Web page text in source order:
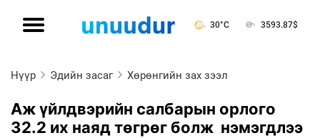
30°C 3593.87$
Нүүр Эдийн засаг Хөрөнгийн зах зээл
Аж үйлдвэрийн салбарын орлого
32.2 их наяд төгрөг болж нэмэгдлээ